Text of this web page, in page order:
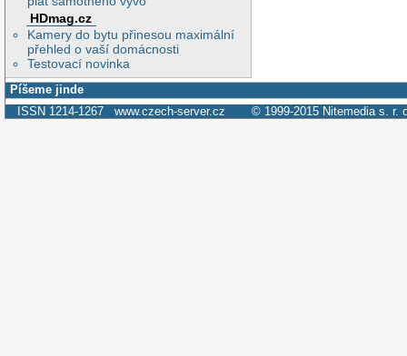
HDmag.cz
Kamery do bytu přinesou maximální
přehled o vaší domácnosti
Testovací novinka
Píšeme jinde
ISSN 1214-1267 www.czech-server.cz © 1999-2015 Nitemedia s. r.